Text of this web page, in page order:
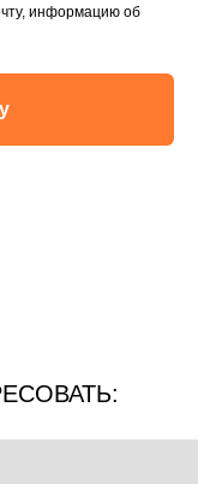
информацию об